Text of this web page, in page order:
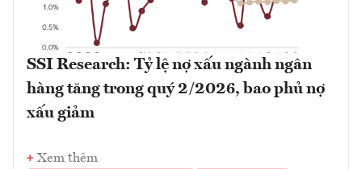
SSI Research: Tỷ lệ nợ xấu ngành ngân
hàng tăng trong quý 2/2026, bao phủ nợ
xấu giảm
Xem thêm